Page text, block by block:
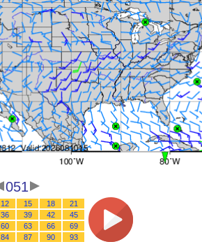
051
12 15 18
21
36 39 42
45
60 63 66
69
84 87 90 93